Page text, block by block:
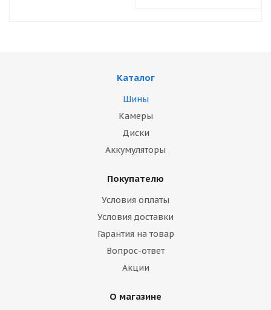
Каталог
Шины
Камеры
Диски
Аккумуляторы
Покупателю
Условия оплаты
Условия доставки
Гарантия на товар
Вопрос-ответ
Акции
О магазине